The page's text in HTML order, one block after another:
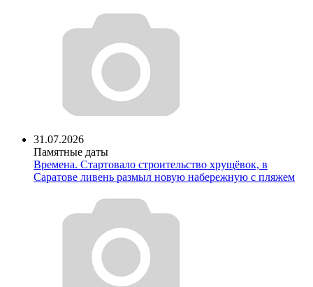
31.07.2026
Памятные даты
Времена. Стартовало строительство хрущёвок, в
Саратове ливень размыл новую набережную с пляжем